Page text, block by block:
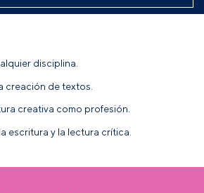
disciplina.
creación de textos.
creativa como profesión.
escritura y la lectura crítica.